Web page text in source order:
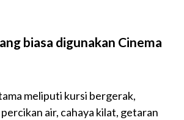
biasa digunakan Cinema
meliputi kursi bergerak,
air, cahaya kilat, getaran